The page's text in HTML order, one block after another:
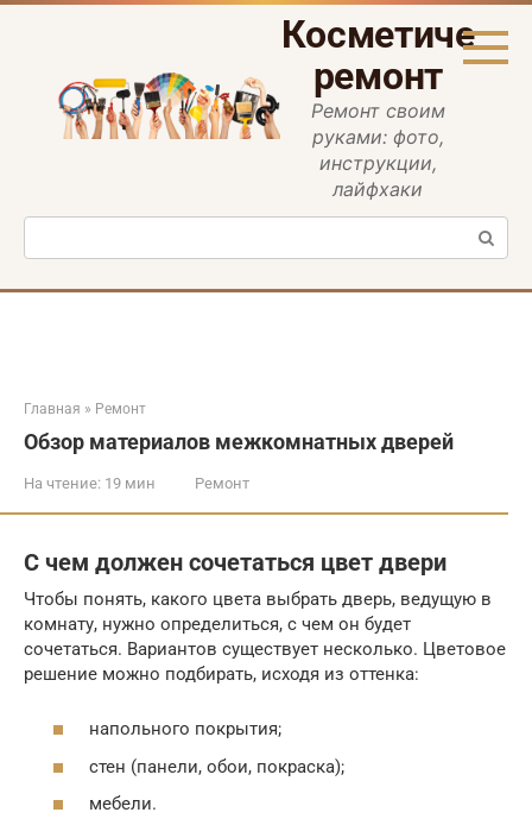
Перейти
ремонт
Ремонт своим
руками: фото,
инструкции,
лайфхаки
Поиск:
Главная » Ремонт
Обзор материалов межкомнатных дверей
На чтение: 19 мин Ремонт
С чем должен сочетаться цвет двери
Чтобы понять, какого цвета выбрать дверь, ведущую в
комнату, нужно определиться, с чем он будет
сочетаться. Вариантов существует несколько. Цветовое
решение можно подбирать, исходя из оттенка:
напольного покрытия;
стен (панели, обои, покраска);
мебели.